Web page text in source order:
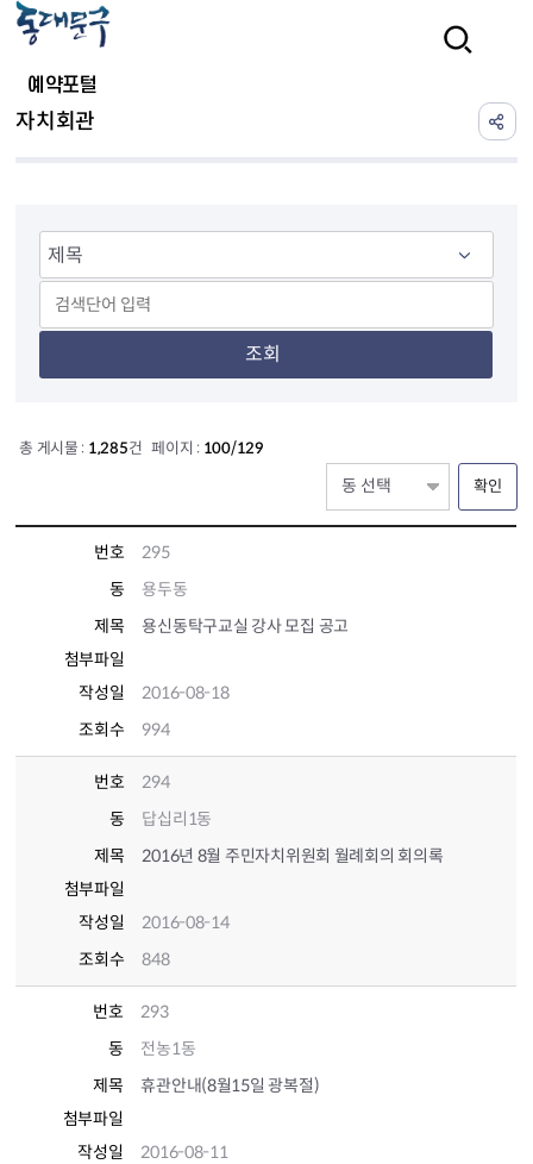
예약포털
자치회관
조회
총 게시물 : 1,285건 페이지 : 100/129
확인
번호
295
동
용두동
제목
용신동탁구교실 강사 모집 공고
첨부파일
작성일
2016-08-18
조회수
994
번호
294
동
답십리1동
제목
2016년 8월 주민자치위원회 월례회의 회의록
첨부파일
작성일
2016-08-14
조회수
848
번호
293
동
전농1동
제목
휴관안내(8월15일 광복절)
첨부파일
작성일
2016-08-11